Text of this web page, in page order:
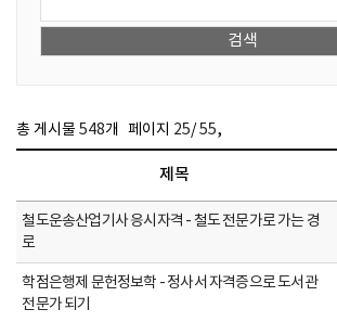
총 게시물548개 페이지 25/55,
제목
철도운송산업기사 응시자격 - 철도 전문가로 가는 경
로
학점은행제 문헌정보학 - 정사서 자격증으로 도서관
전문가 되기